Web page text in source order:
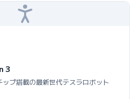
3
プ搭載の最新世代テスラロボット